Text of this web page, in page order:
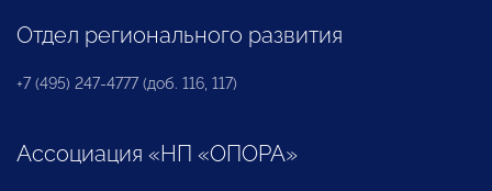
Отдел регионального развития
+7 (495) 247-4777 (доб. 116, 117)
Ассоциация «НП «ОПОРА»